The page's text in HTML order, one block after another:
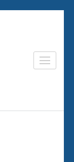
Schultz